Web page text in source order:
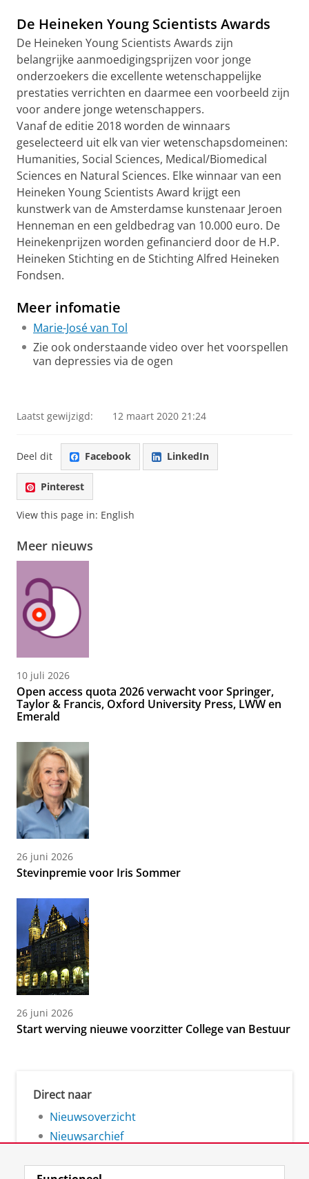
De Heineken Young Scientists Awards
De Heineken Young Scientists Awards zijn
belangrijke aanmoedigingsprijzen voor jonge
onderzoekers die excellente wetenschappelijke
prestaties verrichten en daarmee een voorbeeld zijn
voor andere jonge wetenschappers.
Vanaf de editie 2018 worden de winnaars
geselecteerd uit elk van vier wetenschapsdomeinen:
Humanities, Social Sciences, Medical/Biomedical
Sciences en Natural Sciences. Elke winnaar van een
Heineken Young Scientists Award krijgt een
kunstwerk van de Amsterdamse kunstenaar Jeroen
Henneman en een geldbedrag van 10.000 euro. De
Heinekenprijzen worden gefinancierd door de H.P.
Heineken Stichting en de Stichting Alfred Heineken
Fondsen.
Meer infomatie
Marie-José van Tol
Zie ook onderstaande video over het voorspellen
van depressies via de ogen
Laatst gewijzigd: 12 maart 2020 21:24
Deel dit Facebook LinkedIn
Pinterest
View this page in: English
Meer nieuws
10 juli 2026
Open access quota 2026 verwacht voor Springer,
Taylor & Francis, Oxford University Press, LWW en
Emerald
26 juni 2026
Stevinpremie voor Iris Sommer
26 juni 2026
Start werving nieuwe voorzitter College van Bestuur
Direct naar
Nieuwsoverzicht
Nieuwsarchief